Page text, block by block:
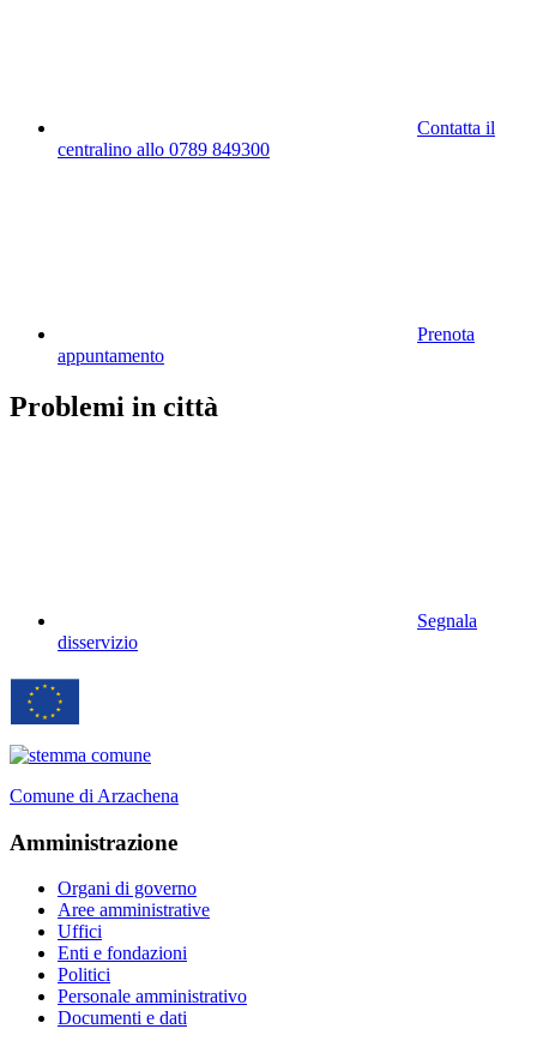
Contatta il
centralino allo 0789 849300
Prenota
appuntamento
Problemi in città
Segnala
disservizio
Comune di Arzachena
Amministrazione
Organi di governo
Aree amministrative
Uffici
Enti e fondazioni
Politici
Personale amministrativo
Documenti e dati